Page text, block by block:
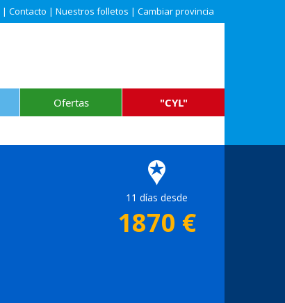
| Contacto | Nuestros folletos | Cambiar provincia
Ofertas "CYL"
11 días desde
1870 €